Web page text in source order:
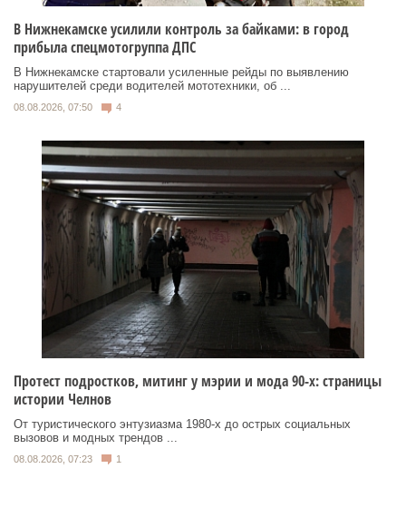
В Нижнекамске усилили контроль за байками: в город
прибыла спецмотогруппа ДПС
В Нижнекамске стартовали усиленные рейды по выявлению
нарушителей среди водителей мототехники, об ...
08.08.2026, 07:50 4
Протест подростков, митинг у мэрии и мода 90-х: страницы
истории Челнов
От туристического энтузиазма 1980‑х до острых социальных
вызовов и модных трендов ...
08.08.2026, 07:23 1